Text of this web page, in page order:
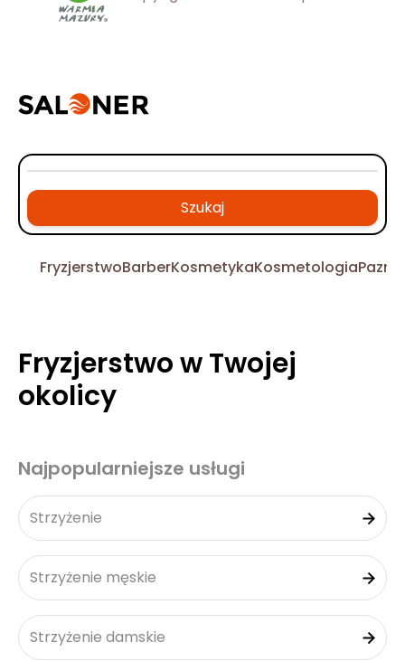
Szukaj
FryzjerstwoBarberKosmetykaKosmetologia
Fryzjerstwo w Twojej
okolicy
Najpopularniejsze usługi
Strzyżenie
Strzyżenie męskie
Strzyżenie damskie